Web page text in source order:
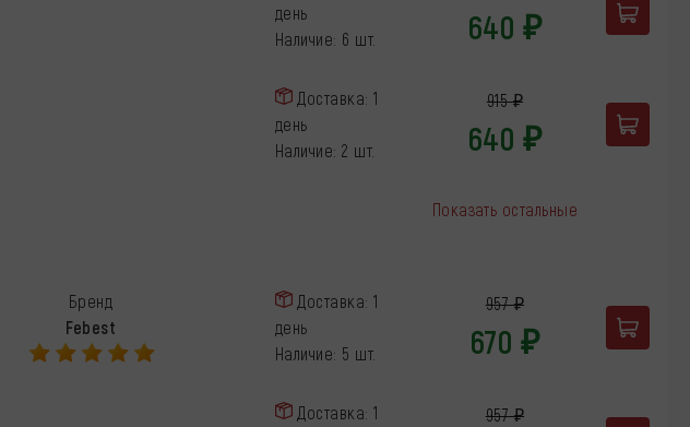
день
Наличие: 6 шт.
640 ₽
Доставка: 1
день
Наличие: 2 шт.
915 ₽
640 ₽
Показать остальные
Бренд
Febest
Доставка: 1
день
Наличие: 5 шт.
957 ₽
670 ₽
Доставка: 1
957 ₽